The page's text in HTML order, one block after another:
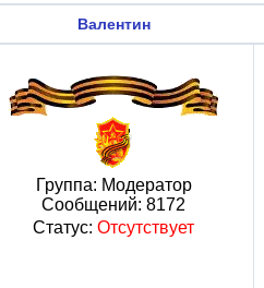
Валентин
Группа: Модератор
Сообщений: 8172
Статус: Отсутствует